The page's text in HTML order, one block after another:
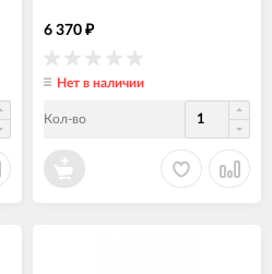
6 370 ₽
Нет в наличии
Кол-во